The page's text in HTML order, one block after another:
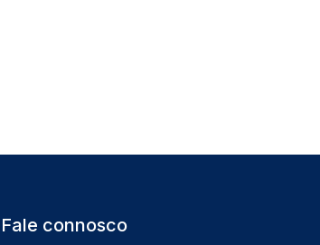
Fale connosco